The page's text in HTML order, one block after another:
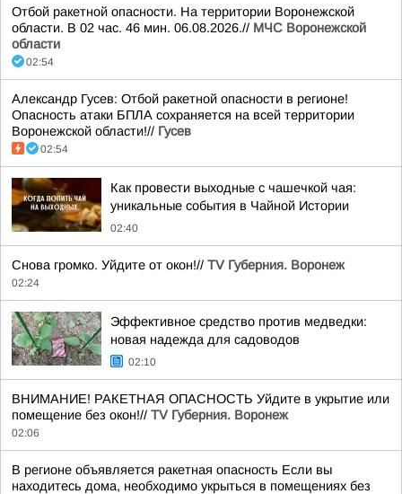
Отбой ракетной опасности. На территории Воронежской
области. В 02 час. 46 мин. 06.08.2026.// МЧС Воронежской
области
02:54
Александр Гусев: Отбой ракетной опасности в регионе!
Опасность атаки БПЛА сохраняется на всей территории
Воронежской области!// Гусев
02:54
Как провести выходные с чашечкой чая:
уникальные события в Чайной Истории
02:40
Снова громко. Уйдите от окон!// TV Губерния. Воронеж
02:24
Эффективное средство против медведки:
новая надежда для садоводов
02:10
ВНИМАНИЕ! РАКЕТНАЯ ОПАСНОСТЬ Уйдите в укрытие или
помещение без окон!// TV Губерния. Воронеж
02:06
В регионе объявляется ракетная опасность Если вы
находитесь дома, необходимо укрыться в помещениях без